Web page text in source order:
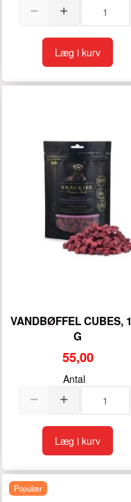
Læg i kurv
VANDBØFFEL CUBES,
G
55,00
Antal
Læg i kurv
Populær